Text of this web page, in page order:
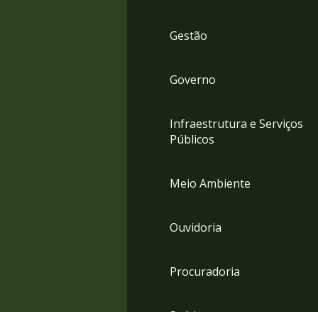
Gestão
Governo
Infraestrutura e Serviços
Públicos
Meio Ambiente
Ouvidoria
Procuradoria